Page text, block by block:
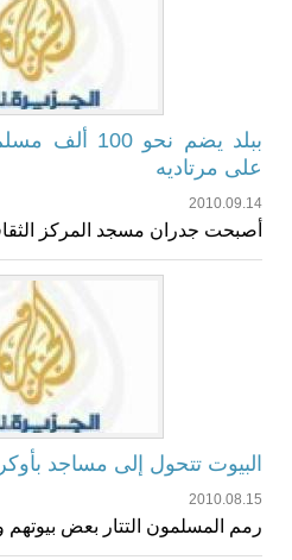
ببلد يضم
على مرتاديه
2010.09.14
أصبحت جدران مسجد المركز
البيوت تتحول إلى مساجد
2010.08.15
رمم المسلمون التتار بعض بيوتهم